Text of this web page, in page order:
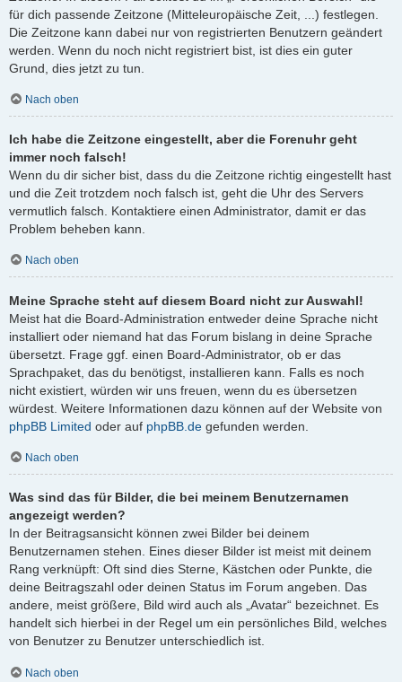
für dich passende Zeitzone (Mitteleuropäische Zeit, ...) festlegen.
Die Zeitzone kann dabei nur von registrierten Benutzern geändert
werden. Wenn du noch nicht registriert bist, ist dies ein guter
Grund, dies jetzt zu tun.
Nach oben
Ich habe die Zeitzone eingestellt, aber die Forenuhr geht
immer noch falsch!
Wenn du dir sicher bist, dass du die Zeitzone richtig eingestellt hast
und die Zeit trotzdem noch falsch ist, geht die Uhr des Servers
vermutlich falsch. Kontaktiere einen Administrator, damit er das
Problem beheben kann.
Nach oben
Meine Sprache steht auf diesem Board nicht zur Auswahl!
Meist hat die Board-Administration entweder deine Sprache nicht
installiert oder niemand hat das Forum bislang in deine Sprache
übersetzt. Frage ggf. einen Board-Administrator, ob er das
Sprachpaket, das du benötigst, installieren kann. Falls es noch
nicht existiert, würden wir uns freuen, wenn du es übersetzen
würdest. Weitere Informationen dazu können auf der Website von
phpBB Limited oder auf phpBB.de gefunden werden.
Nach oben
Was sind das für Bilder, die bei meinem Benutzernamen
angezeigt werden?
In der Beitragsansicht können zwei Bilder bei deinem
Benutzernamen stehen. Eines dieser Bilder ist meist mit deinem
Rang verknüpft: Oft sind dies Sterne, Kästchen oder Punkte, die
deine Beitragszahl oder deinen Status im Forum angeben. Das
andere, meist größere, Bild wird auch als „Avatar“ bezeichnet. Es
handelt sich hierbei in der Regel um ein persönliches Bild, welches
von Benutzer zu Benutzer unterschiedlich ist.
Nach oben